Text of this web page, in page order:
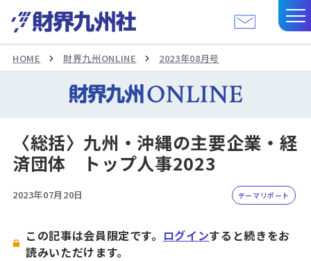
HOME 財界九州ONLINE 2023年08月号
〈総括〉九州・沖縄の主要企業・経
済団体 トップ人事2023
2023年07月20日 テーマリポート
この記事は会員限定です。 ログインすると続きをお
読みいただけます。